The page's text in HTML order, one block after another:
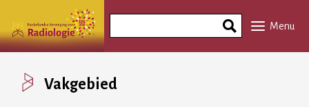
naar
inhoud
Phrase
Menu
Vakgebied